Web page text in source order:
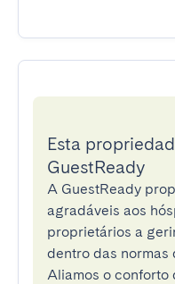
Esta
GuestReady
A GuestReady
agradáveis aos
proprietários a
dentro das
Aliamos o conforto